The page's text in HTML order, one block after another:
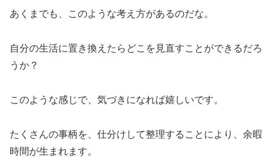
あくまでも、このような考え方があるのだな。
自分の生活に置き換えたらどこを見直すことができるだろ
うか？
このような感じで、気づきになれば嬉しいです。
たくさんの事柄を、仕分けして整理することにより、余暇
時間が生まれます。